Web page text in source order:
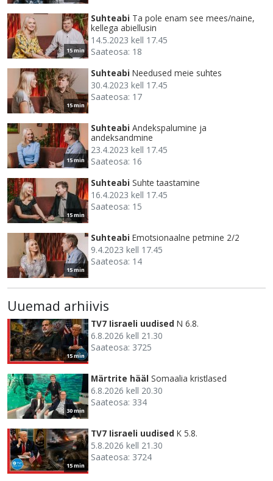
15 min
Suhteabi Ta pole enam see mees/naine,
kellega abiellusin
14.5.2023 kell 17.45
Saateosa: 18
15 min
Suhteabi Needused meie suhtes
30.4.2023 kell 17.45
Saateosa: 17
15 min
Suhteabi Andekspalumine ja
andeksandmine
23.4.2023 kell 17.45
Saateosa: 16
15 min
Suhteabi Suhte taastamine
16.4.2023 kell 17.45
Saateosa: 15
15 min
Suhteabi Emotsionaalne petmine 2/2
9.4.2023 kell 17.45
Saateosa: 14
Uuemad arhiivis
15 min
TV7 Iisraeli uudised N 6.8.
6.8.2026 kell 21.30
Saateosa: 3725
30 min
Märtrite hääl Somaalia kristlased
6.8.2026 kell 20.30
Saateosa: 334
15 min
TV7 Iisraeli uudised K 5.8.
5.8.2026 kell 21.30
Saateosa: 3724